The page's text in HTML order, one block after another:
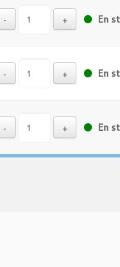
- + En
- + En
- + En